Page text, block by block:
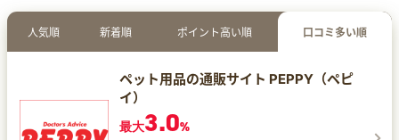
人気順 新着順 ポイント高い順 口コミ多い順
ペット用品の通販サイト PEPPY（ペピ
イ）
最大3.0%